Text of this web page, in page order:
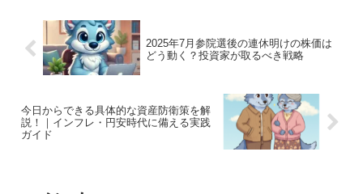
2025年7月参院選後の連休明けの株価は
どう動く？投資家が取るべき戦略
今日からできる具体的な資産防衛策を解
説！｜インフレ・円安時代に備える実践
ガイド